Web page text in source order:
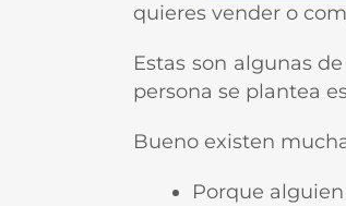
quieres vender o
Estas son algunas
persona se plantea
Bueno existen
Porque